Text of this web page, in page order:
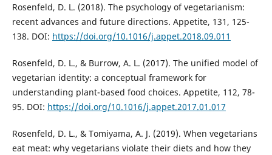
Rosenfeld, D. L. (2018). The psychology of vegetarianism:
recent advances and future directions. Appetite, 131, 125-
138. DOI: https://doi.org/10.1016/j.appet.2018.09.011
Rosenfeld, D. L., & Burrow, A. L. (2017). The unified model of
vegetarian identity: a conceptual framework for
understanding plant-based food choices. Appetite, 112, 78-
95. DOI: https://doi.org/10.1016/j.appet.2017.01.017
Rosenfeld, D. L., & Tomiyama, A. J. (2019). When vegetarians
eat meat: why vegetarians violate their diets and how they